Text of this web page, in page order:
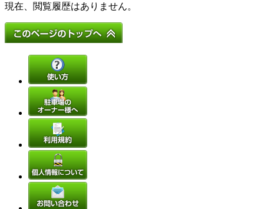
現在、閲覧履歴はありません。